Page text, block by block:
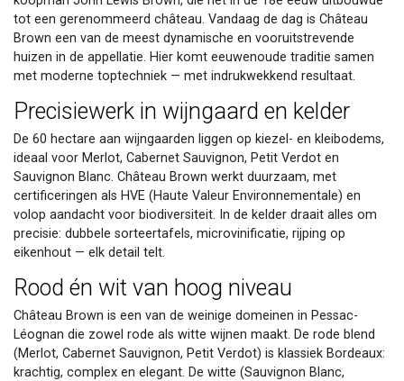
tot een gerenommeerd château. Vandaag de dag is Château
Brown een van de meest dynamische en vooruitstrevende
huizen in de appellatie. Hier komt eeuwenoude traditie samen
met moderne toptechniek — met indrukwekkend resultaat.
Precisiewerk in wijngaard en kelder
De 60 hectare aan wijngaarden liggen op kiezel- en kleibodems,
ideaal voor Merlot, Cabernet Sauvignon, Petit Verdot en
Sauvignon Blanc. Château Brown werkt duurzaam, met
certificeringen als HVE (Haute Valeur Environnementale) en
volop aandacht voor biodiversiteit. In de kelder draait alles om
precisie: dubbele sorteertafels, microvinificatie, rijping op
eikenhout — elk detail telt.
Rood én wit van hoog niveau
Château Brown is een van de weinige domeinen in Pessac-
Léognan die zowel rode als witte wijnen maakt. De rode blend
(Merlot, Cabernet Sauvignon, Petit Verdot) is klassiek Bordeaux:
krachtig, complex en elegant. De witte (Sauvignon Blanc,